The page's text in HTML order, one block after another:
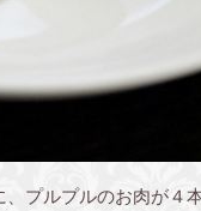
プルプルのお肉が４